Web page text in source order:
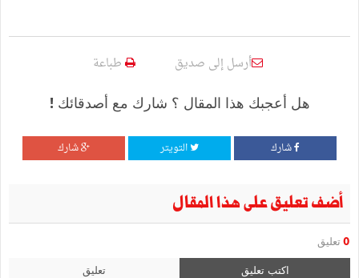
أرسل إلى صديق طباعة
هل أعجبك هذا المقال ؟ شارك مع أصدقائك !
شارك التويتر شارك
أضف تعليق على هذا المقال
0 تعليق
اكتب تعليق تعليق